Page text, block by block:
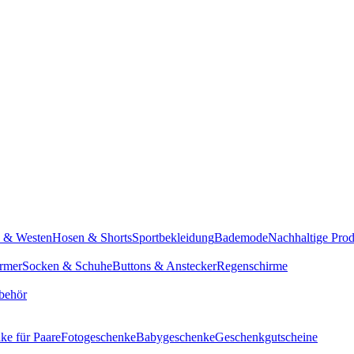
& WestenHosen & ShortsSportbekleidungBademodeNachhaltige
Socken & SchuheButtons & AnsteckerRegenschirme
für PaareFotogeschenkeBabygeschenkeGeschenkgutscheine